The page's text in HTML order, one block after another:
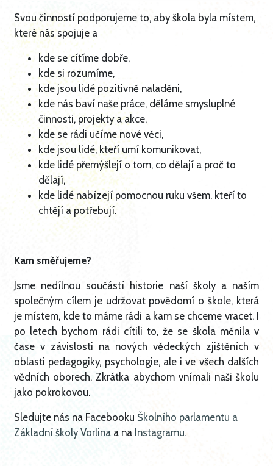
Svou činností podporujeme to, aby škola byla místem,
které nás spojuje a
kde se cítíme dobře,
kde si rozumíme,
kde jsou lidé pozitivně naladěni,
kde nás baví naše práce, děláme smysluplné
činnosti, projekty a akce,
kde se rádi učíme nové věci,
kde jsou lidé, kteří umí komunikovat,
kde lidé přemýšlejí o tom, co dělají a proč to
dělají,
kde lidé nabízejí pomocnou ruku všem, kteří to
chtějí a potřebují.
Kam směřujeme?
Jsme nedílnou součástí historie naší školy a naším
společným cílem je udržovat povědomí o škole, která
je místem, kde to máme rádi a kam se chceme vracet. I
po letech bychom rádi cítili to, že se škola měnila v
čase v závislosti na nových vědeckých zjištěních v
oblasti pedagogiky, psychologie, ale i ve všech dalších
vědních oborech. Zkrátka abychom vnímali naši školu
jako pokrokovou.
Sledujte nás na Facebooku Školního parlamentu a
Základní školy Vorlina a na Instagramu.